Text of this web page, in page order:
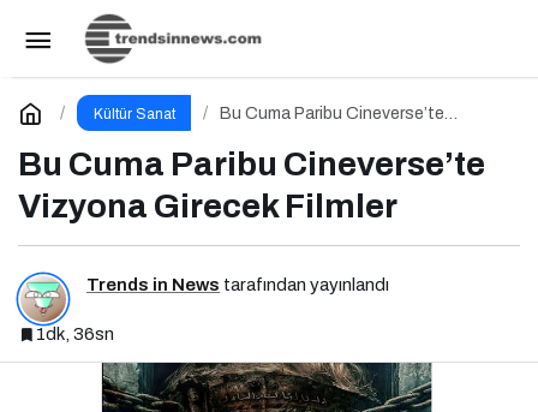
Kültür Sanat
Bu Cuma Paribu Cineverse’te
Bu Cuma Paribu Cineverse’te
Vizyona Girecek Filmler
Trends in News tarafından yayınlandı
1dk, 36sn
Korkudan Dramatik Yolculuklara Yeni Filmler
Yorum Yap